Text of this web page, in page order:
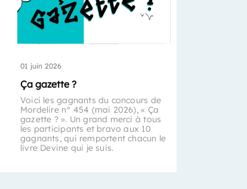
01 juin 2026
Ça gazette ?
Voici les gagnants du concours de
Mordelire n° 454 (mai 2026), « Ça
gazette ? ». Un grand merci à tous
les participants et bravo aux 10
gagnants, qui remportent chacun le
livre Devine qui je suis.